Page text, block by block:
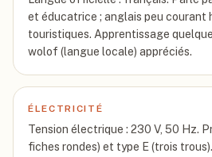
et éducatrice ; anglais peu courant
touristiques. Apprentissage
wolof (langue locale) appréciés.
ÉLECTRICITÉ
Tension électrique : 230 V, 50 Hz.
fiches rondes) et type E (trois